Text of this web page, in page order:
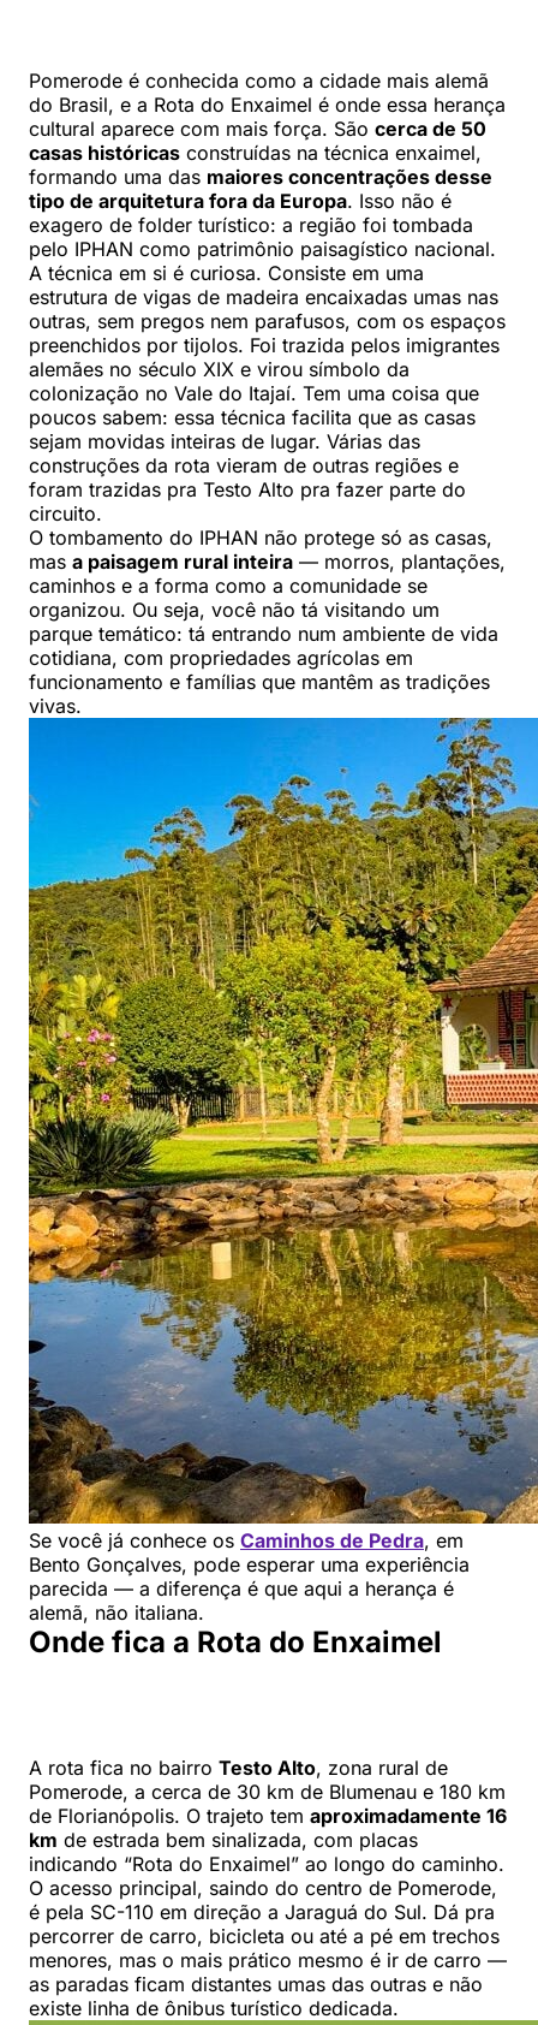
Pomerode é conhecida como a cidade mais alemã
do Brasil, e a Rota do Enxaimel é onde essa herança
cultural aparece com mais força. São cerca de 50
casas históricas construídas na técnica enxaimel,
formando uma das maiores concentrações desse
tipo de arquitetura fora da Europa. Isso não é
exagero de folder turístico: a região foi tombada
pelo IPHAN como patrimônio paisagístico nacional.
A técnica em si é curiosa. Consiste em uma
estrutura de vigas de madeira encaixadas umas nas
outras, sem pregos nem parafusos, com os espaços
preenchidos por tijolos. Foi trazida pelos imigrantes
alemães no século XIX e virou símbolo da
colonização no Vale do Itajaí. Tem uma coisa que
poucos sabem: essa técnica facilita que as casas
sejam movidas inteiras de lugar. Várias das
construções da rota vieram de outras regiões e
foram trazidas pra Testo Alto pra fazer parte do
circuito.
O tombamento do IPHAN não protege só as casas,
mas a paisagem rural inteira — morros, plantações,
caminhos e a forma como a comunidade se
organizou. Ou seja, você não tá visitando um
parque temático: tá entrando num ambiente de vida
cotidiana, com propriedades agrícolas em
funcionamento e famílias que mantêm as tradições
vivas.
Se você já conhece os Caminhos de Pedra, em
Bento Gonçalves, pode esperar uma experiência
parecida — a diferença é que aqui a herança é
alemã, não italiana.
Onde fica a Rota do Enxaimel
A rota fica no bairro Testo Alto, zona rural de
Pomerode, a cerca de 30 km de Blumenau e 180 km
de Florianópolis. O trajeto tem aproximadamente 16
km de estrada bem sinalizada, com placas
indicando “Rota do Enxaimel” ao longo do caminho.
O acesso principal, saindo do centro de Pomerode,
é pela SC-110 em direção a Jaraguá do Sul. Dá pra
percorrer de carro, bicicleta ou até a pé em trechos
menores, mas o mais prático mesmo é ir de carro —
as paradas ficam distantes umas das outras e não
existe linha de ônibus turístico dedicada.